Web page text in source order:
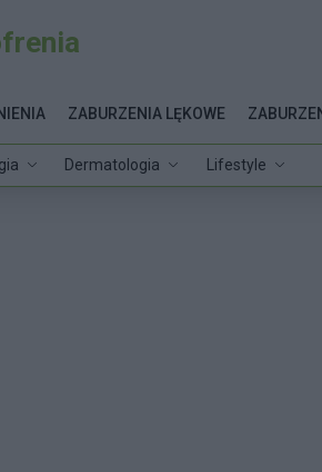
Dermatologia Lifestyle
ZABURZENIA LĘKOWE